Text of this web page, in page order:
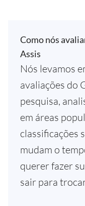
Como nós
Assis
Nós levamos
avaliações do
pesquisa,
em áreas
classificações
mudam o
querer fazer
sair para